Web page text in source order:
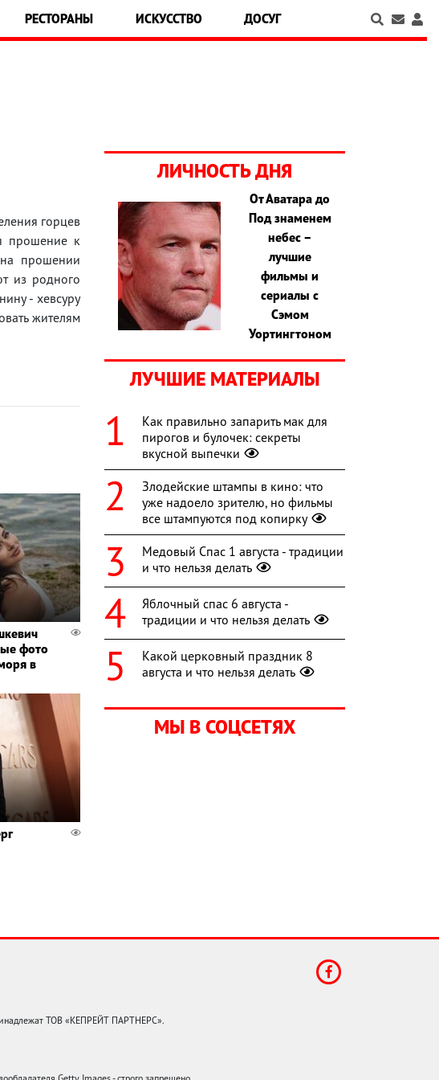
РЕСТОРАНЫ ИСКУССТВО ДОСУГ
горцев
прошение к
на прошении
из родного
- хевсуру
жителям
фото
в
ЛИЧНОСТЬ ДНЯ
От Аватара до
Под знаменем
небес –
лучшие
фильмы и
сериалы с
Сэмом
Уортингтоном
ЛУЧШИЕ МАТЕРИАЛЫ
Как правильно запарить мак для
пирогов и булочек: секреты
вкусной выпечки
Злодейские штампы в кино: что
уже надоело зрителю, но фильмы
все штампуются под копирку
Медовый Спас 1 августа - традиции
и что нельзя делать
Яблочный спас 6 августа -
традиции и что нельзя делать
Какой церковный праздник 8
августа и что нельзя делать
МЫ В СОЦСЕТЯХ
ТОВ «КЕПРЕЙТ ПАРТНЕРС».